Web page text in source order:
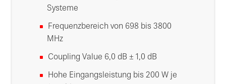
Systeme
Frequenzbereich von 698 bis 3800
MHz
Coupling Value 6,0 dB ± 1,0 dB
Hohe Eingangsleistung bis 200 W je